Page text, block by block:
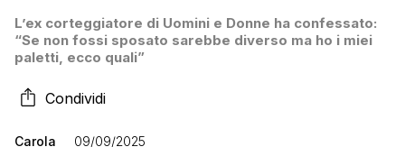
L’ex corteggiatore di Uomini e Donne ha confessato:
“Se non fossi sposato sarebbe diverso ma ho i miei
paletti, ecco quali”
Condividi
Carola 09/09/2025